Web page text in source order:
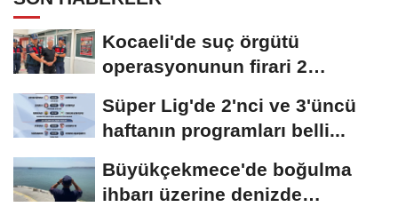
Kocaeli'de suç örgütü
operasyonunun firari 2
Süper Lig'de 2'nci ve 3'üncü
haftanın programları belli...
Büyükçekmece'de boğulma
ihbarı üzerine denizde